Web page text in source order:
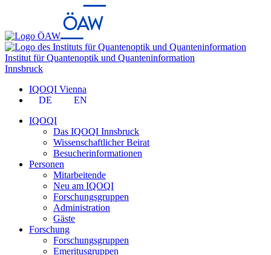
Institut für Quantenoptik und Quanteninformation
Innsbruck
IQOQI Vienna
DE
EN
IQOQI
Das IQOQI Innsbruck
Wissenschaftlicher Beirat
Besucherinformationen
Personen
Mitarbeitende
Neu am IQOQI
Forschungsgruppen
Administration
Gäste
Forschung
Forschungsgruppen
Emeritusgruppen